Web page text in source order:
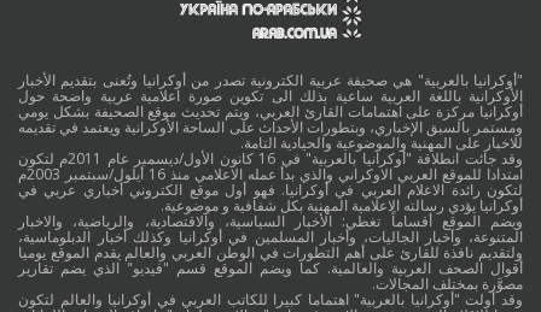
"أوكرانيا بالعربية" هي صحيفة عربية الكترونية تصدر من أوكرانيا وتُعنى بتقديم الأخبار
الأوكرانية باللغة العربية ساعية بذلك الى تكوين صورة اعلامية عربية واضحة حول
أوكرانيا مركزة على اهتمامات القارئ العربي، ويتم تحديث موقع الصحيفة بشكل يومي
ومستمر بالسبق الإخباري، وبتطورات الأحداث على الساحة الأوكرانية ويعتمد في تقديمه
للاخبار على المهنية والموضوعية والحيادية التامة.
وقد جائت انطلاقة "أوكرانيا بالعربية" في 16 كانون الأول/ديسمبر عام 2011م لتكون
امتدادا للموقع العربي الاوكراني والذي بدأ عمله الاعلامي منذ 16 أيلول/سبتمبر 2003م
لتكون رائدة الاعلام العربي في أوكرانيا. فهو أول موقع الكتروني أخباري عربي في
أوكرانيا يؤدي رسالته الاعلامية المهنية بكل شفافية و موضوعية.
ويضم الموقع أقساماً تغطي: الأخبار السياسية، والاقتصادية، والرياضية، والاخبار
المتنوعة، وأخبار الجاليات، وأخبار المسلمين في أوكرانيا وكذلك أخبار الدبلوماسية،
ولتقديم نافذة للقارئ على أهم التطورات في الوطن العربي والعالم يقدم الموقع يوميا
أقوال الصحف العربية والعالمية. كما ويضم الموقع قسم "فيديو" الذي يضم تقارير
مصوَّرة بمختلف المجالات.
وقد أولت "أوكرانيا بالعربية" اهتماما كبيرا للكاتب العربي في أوكرانيا والعالم لتكون